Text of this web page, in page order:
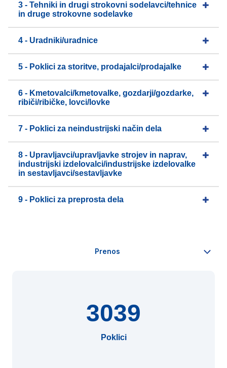
3 - Tehniki in drugi strokovni sodelavci/tehnice
in druge strokovne sodelavke
4 - Uradniki/uradnice
5 - Poklici za storitve, prodajalci/prodajalke
6 - Kmetovalci/kmetovalke, gozdarji/gozdarke,
ribiči/ribičke, lovci/lovke
7 - Poklici za neindustrijski način dela
8 - Upravljavci/upravljavke strojev in naprav,
industrijski izdelovalci/industrijske izdelovalke
in sestavljavci/sestavljavke
9 - Poklici za preprosta dela
3039
Poklici